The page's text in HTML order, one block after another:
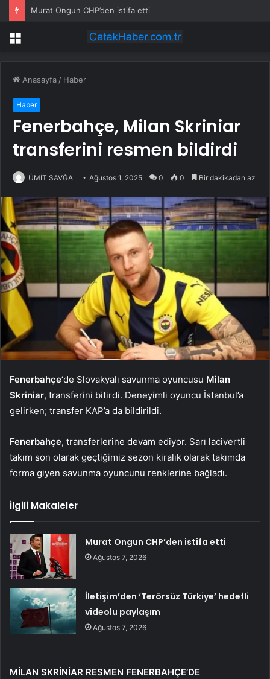
Murat Ongun CHP’den istifa etti
Menü
Anasayfa / Haber
Haber
Fenerbahçe, Milan Skriniar
transferini resmen bildirdi
ÜMİT SAVĞA Ağustos 1, 2025 0 0 Bir dakikadan az
Fenerbahçe‘de Slovakyalı savunma oyuncusu Milan
Skriniar, transferini bitirdi. Deneyimli oyuncu İstanbul’a
gelirken; transfer KAP’a da bildirildi.
Fenerbahçe, transferlerine devam ediyor. Sarı lacivertli
takım son olarak geçtiğimiz sezon kiralık olarak takımda
forma giyen savunma oyuncunu renklerine bağladı.
İlgili Makaleler
Murat Ongun CHP’den istifa etti
Ağustos 7, 2026
İletişim’den ‘Terörsüz Türkiye’ hedefli
videolu paylaşım
Ağustos 7, 2026
MİLAN SKRİNİAR RESMEN FENERBAHÇE’DE